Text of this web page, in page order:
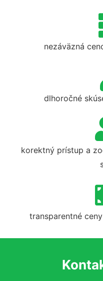
nezáväzná
dlhoročné
korektný prístup a
transparentné